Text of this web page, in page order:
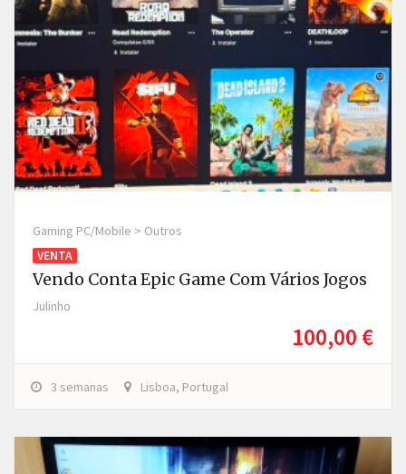
Gaming PC/Mobile > Outros
VENTA
Vendo Conta Epic Game Com Vários Jogos
Julinho
100,00 €
3 semanas Lisboa, Portugal